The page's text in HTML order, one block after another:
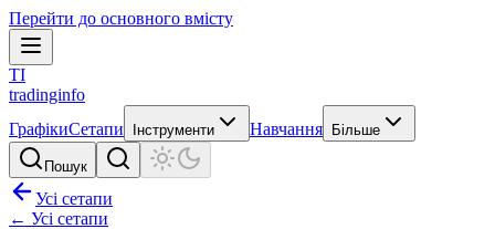
Перейти до основного вмісту
TI
tradinginfo
ГрафікиСетапи Інструменти Навчання Більше
Пошук
Усі сетапи
← Усі сетапи